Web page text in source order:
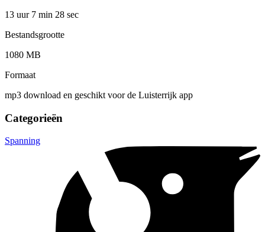
13 uur 7 min 28 sec
Bestandsgrootte
1080 MB
Formaat
mp3 download en geschikt voor de Luisterrijk app
Categorieën
Spanning